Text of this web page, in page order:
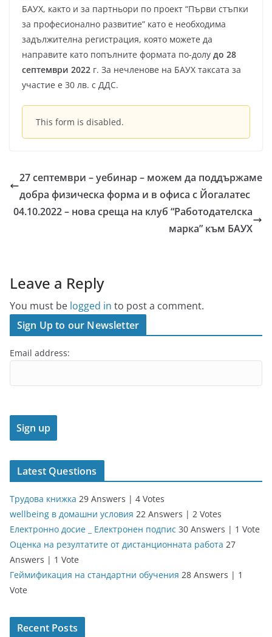
БАУХ, както и за партньори по проект “Първи стъпки
за професионално развитие” като е необходима
задължителна регистрация, която можете да
направите като попълните формата по-долу до 28
септември 2022 г. За нечленове на БАУХ таксата за
участие е 30 лв. с ДДС.
This form is disabled.
27 септември – уебинар – можем да поддържаме
добра физическа форма и в офиса с Йогалатес
04.10.2022 – нова среща на клуб “Работодателска
марка” към БАУХ
Leave a Reply
You must be logged in to post a comment.
Sign Up to our Newsletter
Email address:
Latest Questions
Трудова книжка 29 Answers | 4 Votes
wellbeing в домашни условия 22 Answers | 2 Votes
Електронно досие _ Електронен подпис 30 Answers | 1 Vote
Оценка на резултатите от дистанционната работа 27
Answers | 1 Vote
Геймификация на стандартни обучения 28 Answers | 1
Vote
Recent Posts